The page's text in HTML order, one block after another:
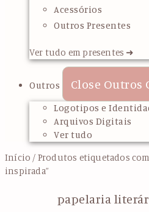
Acessórios
Outros Presentes
Ver tudo em presentes ➜
Outros Close Outros
Logotipos e
Arquivos Digitais
Ver tudo
Início / Produtos etiquetados
inspirada”
papelaria